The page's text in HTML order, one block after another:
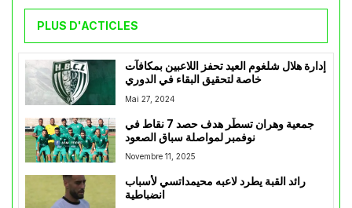
PLUS D'ACTICLES
إدارة هلال شلغوم العيد تحفز اللاعبين بمكافآت
خاصة لتحقيق البقاء في الدوري
Mai 27, 2024
جمعية وهران تسطّر هدف حصد 7 نقاط في
نوفمبر لمواصلة سباق الصعود
Novembre 11, 2025
رائد القبة يطرد لاعبه محيمداتسي لأسباب
انضباطية